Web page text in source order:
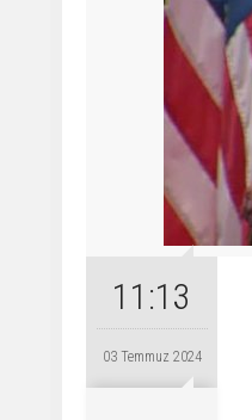
11:13
03 Temmuz 2024